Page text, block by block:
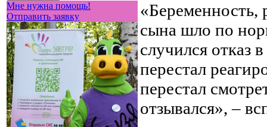
Мне нужна помощь!
Отправить заявку
«Беременность,
сына шло по
случился отказ
перестал
перестал
отзывался», –